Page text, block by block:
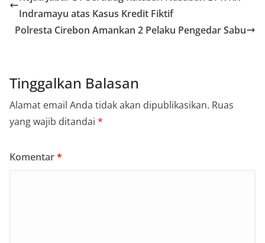
Indramayu atas Kasus Kredit Fiktif
Polresta Cirebon Amankan 2 Pelaku Pengedar Sabu
Tinggalkan Balasan
Alamat email Anda tidak akan dipublikasikan. Ruas
yang wajib ditandai *
Komentar*